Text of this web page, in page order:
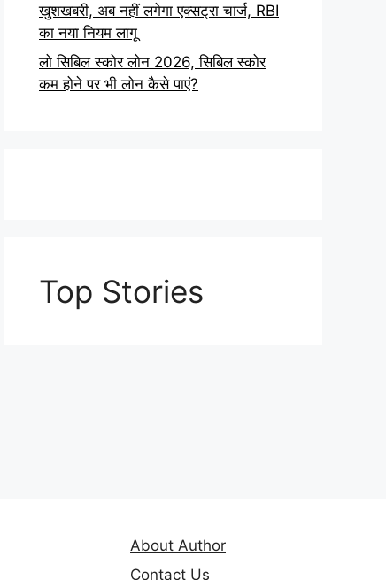
खुशखबरी, अब नहीं लगेगा एक्सट्रा चार्ज, RBI
का नया नियम लागू
लो सिबिल स्कोर लोन 2026, सिबिल स्कोर
कम होने पर भी लोन कैसे पाएं?
Top Stories
About Author
Contact Us